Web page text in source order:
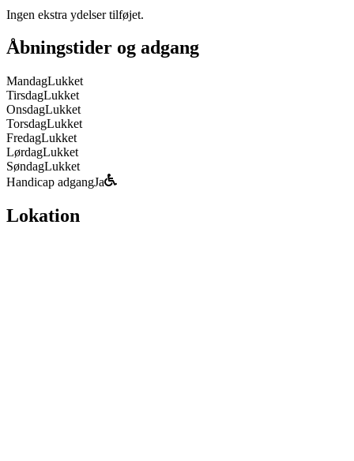
Ingen ekstra ydelser tilføjet.
Åbningstider og adgang
MandagLukket
TirsdagLukket
OnsdagLukket
TorsdagLukket
FredagLukket
LørdagLukket
SøndagLukket
Handicap adgangJa
Lokation